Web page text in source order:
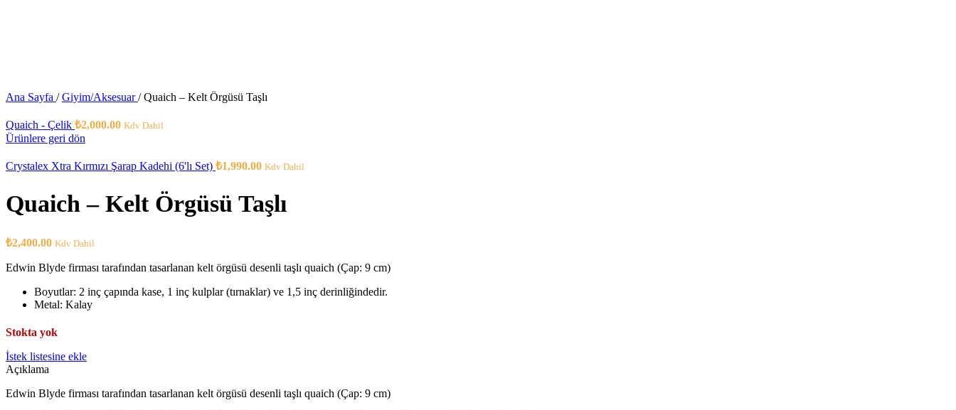
Ana Sayfa / Giyim/Aksesuar/ Quaich – Kelt Örgüsü Taşlı
Quaich - Çelik ₺2,000.00 Kdv Dahil
Ürünlere geri dön
Crystalex Xtra Kırmızı Şarap Kadehi (6'lı Set) ₺1,990.00 Kdv Dahil
Quaich – Kelt Örgüsü Taşlı
₺2,400.00 Kdv Dahil
Edwin Blyde firması tarafından tasarlanan kelt örgüsü desenli taşlı quaich (Çap: 9 cm)
Boyutlar: 2 inç çapında kase, 1 inç kulplar (tırnaklar) ve 1,5 inç derinliğindedir.
Metal: Kalay
Stokta yok
İstek listesine ekle
Açıklama
Edwin Blyde firması tarafından tasarlanan kelt örgüsü desenli taşlı quaich (Çap: 9 cm)